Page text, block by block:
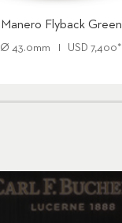
Manero Flyback Green
Ø 43.0mm USD 7,400*